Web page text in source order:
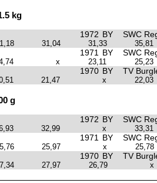
kg
1972 BY SWC
31,04 31,33 35,81
1971 BY SWC
x 23,11 25,23
1970 BY TV
21,47 x 22,03
g
1972 BY SWC
32,99 x 33,31
1971 BY SWC
25,97 x 25,78
1970 BY TV
27,97 26,79 x